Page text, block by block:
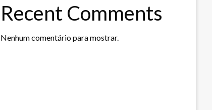
Recent Comments
Nenhum comentário para mostrar.